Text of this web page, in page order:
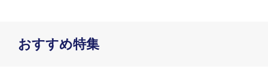
おすすめ特集